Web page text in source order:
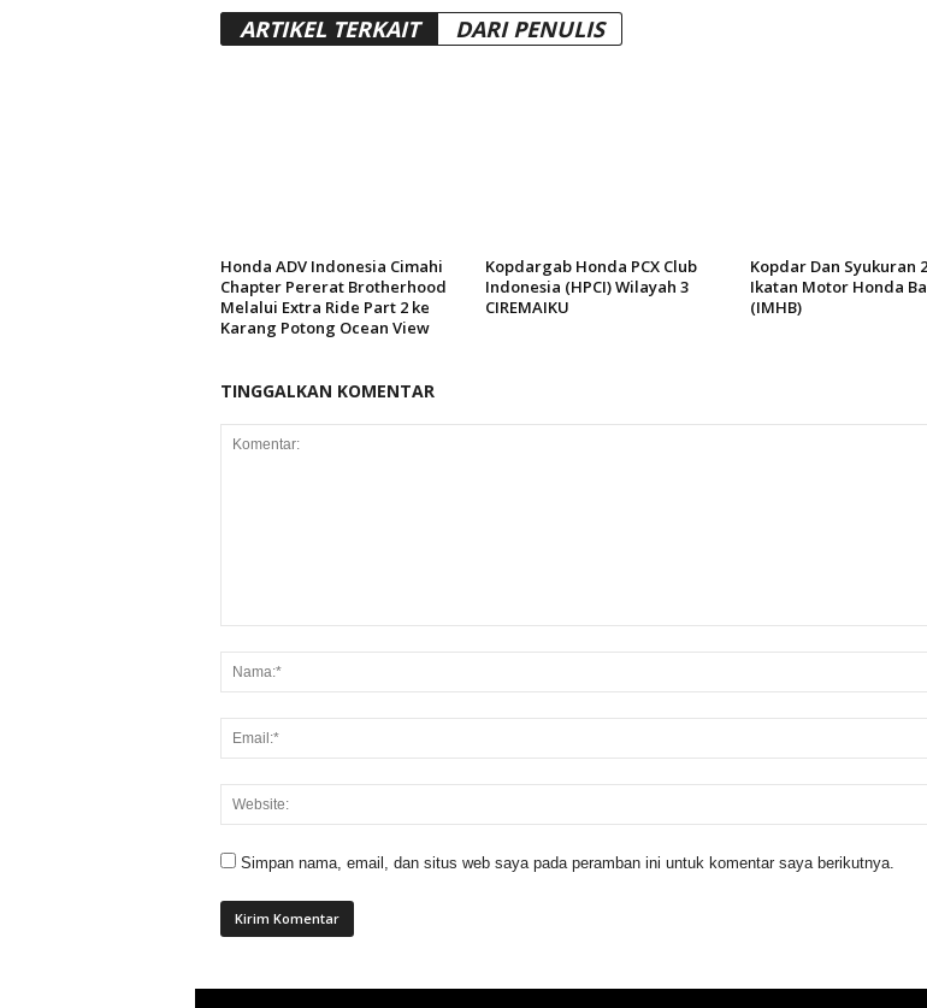
ARTIKEL TERKAIT DARI PENULIS
Honda ADV Indonesia Cimahi
Chapter Pererat Brotherhood
Melalui Extra Ride Part 2 ke
Karang Potong Ocean View
Kopdargab Honda PCX Club
Indonesia (HPCI) Wilayah 3
CIREMAIKU
Kopdar Dan Syukuran
Ikatan Motor Honda
(IMHB)
TINGGALKAN KOMENTAR
Simpan nama, email, dan situs web saya pada peramban ini untuk komentar saya berikutnya.